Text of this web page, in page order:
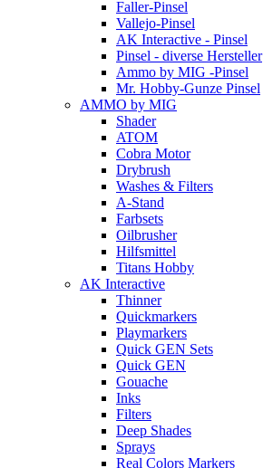
Faller-Pinsel
Vallejo-Pinsel
AK Interactive - Pinsel
Pinsel - diverse Hersteller
Ammo by MIG -Pinsel
Mr. Hobby-Gunze Pinsel
AMMO by MIG
Shader
ATOM
Cobra Motor
Drybrush
Washes & Filters
A-Stand
Farbsets
Oilbrusher
Hilfsmittel
Titans Hobby
AK Interactive
Thinner
Quickmarkers
Playmarkers
Quick GEN Sets
Quick GEN
Gouache
Inks
Filters
Deep Shades
Sprays
Real Colors Markers